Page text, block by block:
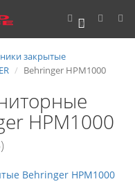
0
закрытые
Behringer HPM1000
HPM1000